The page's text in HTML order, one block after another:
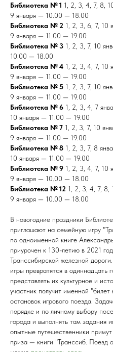
Библиотека № 1 1, 2, 3, 4, 7, 8,
9 января — 10.00 — 18.00
Библиотека № 2 1, 2, 3, 6, 7, 10
9 января — 11.00 — 19.00
Библиотека № 3 1, 2, 3, 7, 10
10.00 — 18.00
Библиотека № 4 1, 2, 3, 4, 7, 10
9 января — 11.00 — 19.00
Библиотека № 5 1, 2, 3, 7, 10
9 января — 11.00 — 19.00
Библиотека № 6 1, 2, 3, 4, 7
10 января — 11.00 — 19.00
Библиотека № 7 1, 2, 3, 7, 10
9 января — 11.00 — 19.00
Библиотека № 8 1, 2, 3, 7, 8
10 января — 11.00 — 19.00
Библиотека № 9 1, 2, 3, 4, 7, 10
9 января — 10.00 — 18.00
Библиотека № 12 1, 2, 3, 4, 7, 8,
9 января — 10.00 — 18.00
В новогодние праздники
приглашают на семейную игру
по одноименной книге
приурочен к 130-летию в 2021
Транссибирской железной
игры превратятся в одиннадцать
представлять их культурное и
участник получит именной
остановок игрового поезда.
порядке и по личному выбору
города и выполнять там задания
опытные путешественники
приза — книги "Транссиб. Поезд